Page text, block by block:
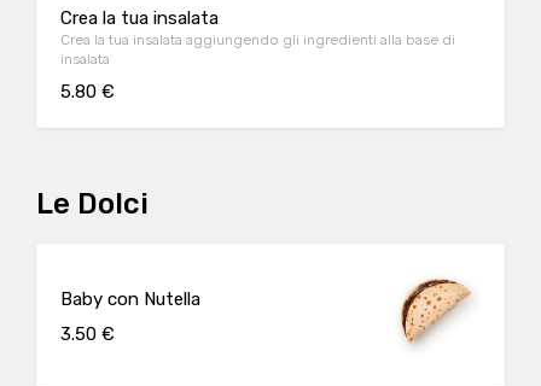
Crea la tua insalata
Crea la tua insalata aggiungendo gli ingredienti alla base di
insalata
5.80 €
Le Dolci
Baby con Nutella
3.50 €